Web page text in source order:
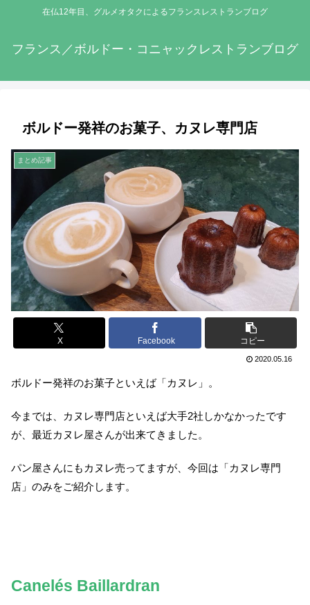
在仏12年目、グルメオタクによるフランスレストランブログ
フランス／ボルドー・コニャックレストランブログ
ボルドー発祥のお菓子、カヌレ専門店
まとめ記事
X Facebook コピー
2020.05.16
ボルドー発祥のお菓子といえば「カヌレ」。
今までは、カヌレ専門店といえば大手2社しかなかったです
が、最近カヌレ屋さんが出来てきました。
パン屋さんにもカヌレ売ってますが、今回は「カヌレ専門
店」のみをご紹介します。
Canelés Baillardran